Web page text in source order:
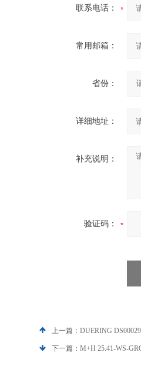
联系电话：
常用邮箱：
省份：
详细地址：
补充说明：
验证码：
上一篇： DUERING
下一篇： M+H 25.41-WS-